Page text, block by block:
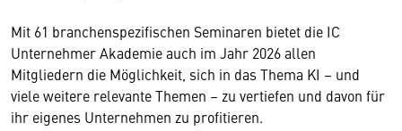
Mit 61 branchenspezifischen Seminaren bietet die IC
Unternehmer Akademie auch im Jahr 2026 allen
Mitgliedern die Möglichkeit, sich in das Thema KI – und
viele weitere relevante Themen – zu vertiefen und davon für
ihr eigenes Unternehmen zu profitieren.